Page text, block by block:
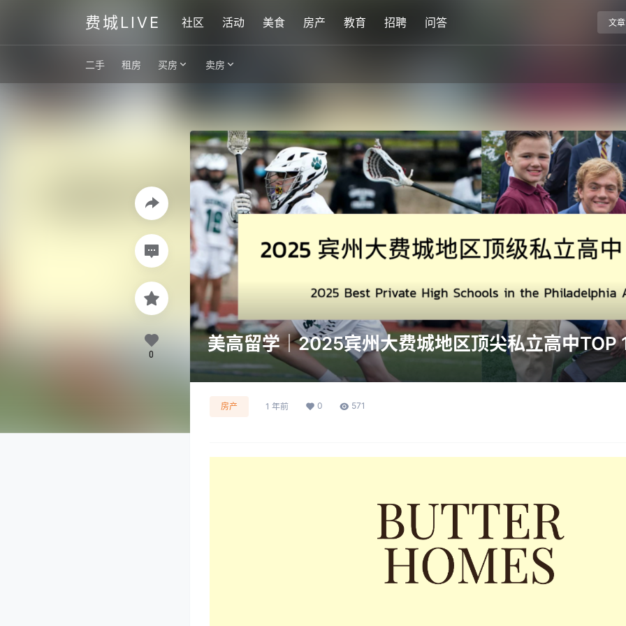
费城LIVE 社区 活动 美食 房产 教育 招聘 问答 文章
二手 租房 买房 卖房
美高留学｜2025宾州大费城地区顶尖私立高中TOP
房产 1 年前 0 571
0